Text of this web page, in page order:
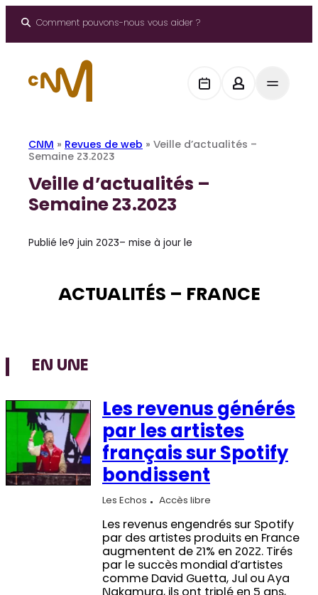
Comment pouvons-nous vous aider ?
CNM » Revues de web » Veille d’actualités –
Semaine 23.2023
Veille d’actualités –
Semaine 23.2023
Publié le9 juin 2023– mise à jour le
ACTUALITÉS – FRANCE
EN UNE
Les revenus générés
par les artistes
français sur Spotify
bondissent
Les Echos Accès libre
Les revenus engendrés sur Spotify
par des artistes produits en France
augmentent de 21% en 2022. Tirés
par le succès mondial d’artistes
comme David Guetta, Jul ou Aya